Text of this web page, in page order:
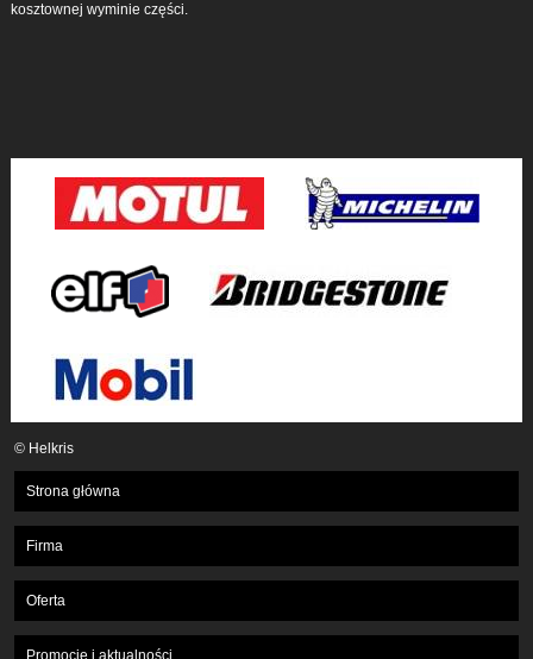
kosztownej wyminie części.
© Helkris
Strona główna
Firma
Oferta
Promocje i aktualności